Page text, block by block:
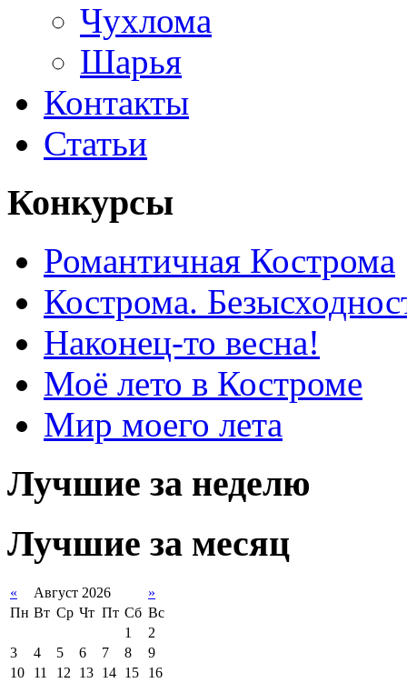
Чухлома
Шарья
Контакты
Статьи
Конкурсы
Романтичная Кострома
Кострома.
Наконец-то весна!
Моё лето в Костроме
Мир моего лета
Лучшие за неделю
Лучшие за месяц
« Август 2026
»
Пн Вт Ср Чт Пт Сб Вс
1
2
3
4 5 6 7 8
9
10
11 12 13 14 15
16